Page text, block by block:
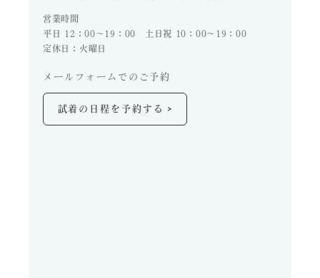
営業時間
平日 12：00～19：00 土日祝 10：00～19：00
定休日：火曜日
メールフォームでのご予約
試着の日程を予約する >